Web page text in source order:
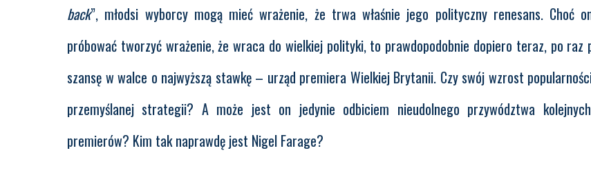
back”, młodsi wyborcy mogą mieć wrażenie, że trwa właśnie jego polityczny renesans. Choć
próbować tworzyć wrażenie, że wraca do wielkiej polityki, to prawdopodobnie dopiero teraz, po raz
szansę w walce o najwyższą stawkę – urząd premiera Wielkiej Brytanii. Czy swój wzrost
przemyślanej strategii? A może jest on jedynie odbiciem nieudolnego przywództwa
premierów? Kim tak naprawdę jest Nigel Farage?